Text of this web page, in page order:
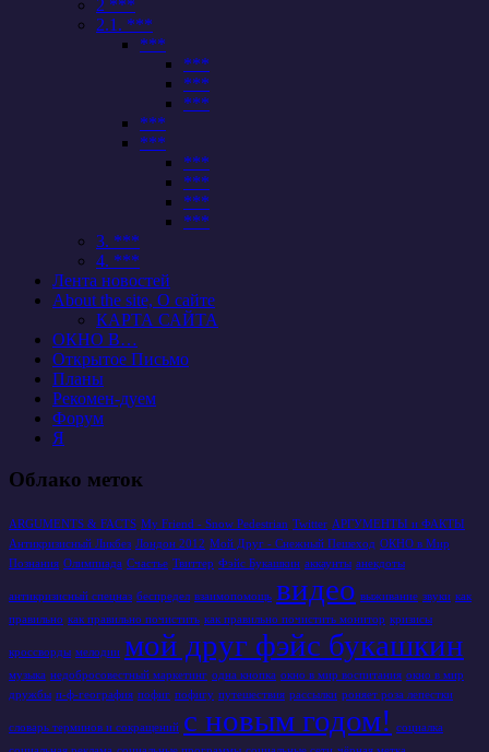
2 ***
2.1. ***
***
***
***
***
***
***
***
***
***
***
3. ***
4. ***
Лента новостей
About the site, О сайте
КАРТА САЙТА
ОКНО В…
Открытое Письмо
Планы
Рекомен-дуем
Форум
Я
Облако меток
ARGUMENTS & FACTS My Friend - Snow Pedestrian Twitter АРГУМЕНТЫ и ФАКТЫ
Антикризисный Ликбез Лондон 2012 Мой Друг - Снежный Пешеход ОКНО в Мир
Познания Олимпиада Счастье Твиттер Фэйс Букашкин аккаунты анекдоты
антикризисный спецназ беспредел взаимопомощь видео выживание звуки как
правильно как правильно почистить как правильно почистить монитор кризисы
кроссворды мелодии мой друг фэйс букашкин
музыка недобросовестный маркетинг одна кнопка окно в мир воспитания окно в мир
дружбы п-ф-география пофиг пофигу путешествия рассылки роняет роза лепестки
словарь терминов и сокращений с новым годом!
социалка